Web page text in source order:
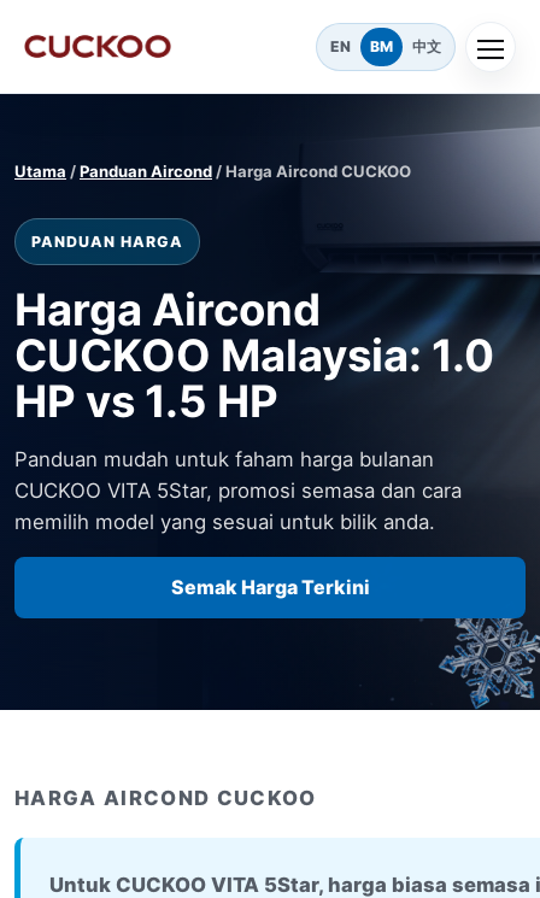
EN BM 中文
Utama /Panduan Aircond / Harga Aircond CUCKOO
PANDUAN HARGA
Harga Aircond
CUCKOO Malaysia: 1.0
HP vs 1.5 HP
Panduan mudah untuk faham harga bulanan
CUCKOO VITA 5Star, promosi semasa dan cara
memilih model yang sesuai untuk bilik anda.
Semak Harga Terkini
HARGA AIRCOND CUCKOO
Untuk CUCKOO VITA 5Star, harga biasa semasa